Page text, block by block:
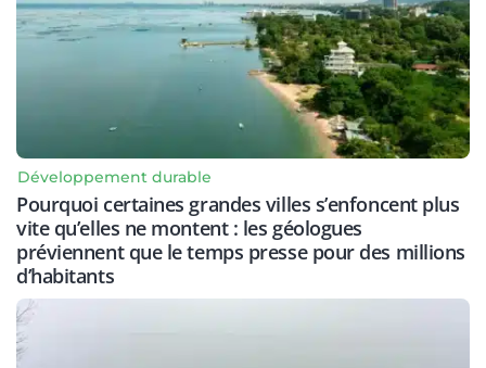
Développement durable
Pourquoi certaines grandes villes s’enfoncent plus
vite qu’elles ne montent : les géologues
préviennent que le temps presse pour des millions
d’habitants